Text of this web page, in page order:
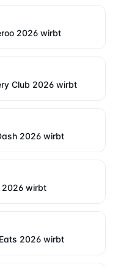
2026 wirbt
Club 2026 wirbt
2026 wirbt
2026 wirbt
2026 wirbt